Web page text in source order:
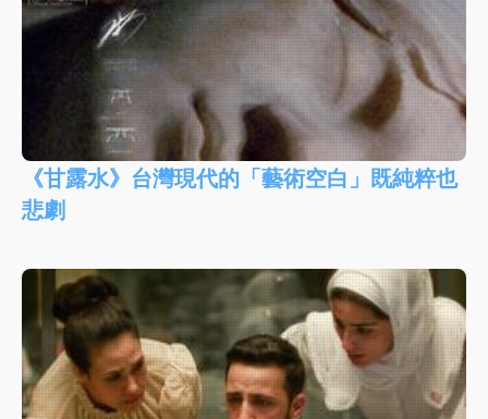
《甘露水》台灣現代的「藝術空白」既純粹也
悲劇